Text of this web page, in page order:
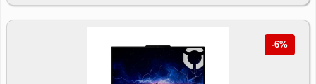
-6%